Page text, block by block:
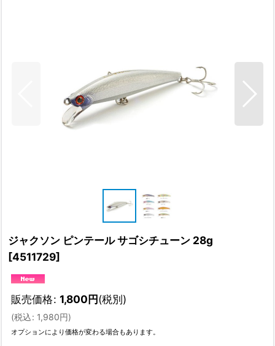
ジャクソン ピンテール サゴシチューン 28g
[4511729]
販売価格: 1,800円(税別)
(税込: 1,980円)
オプションにより価格が変わる場合もあります。